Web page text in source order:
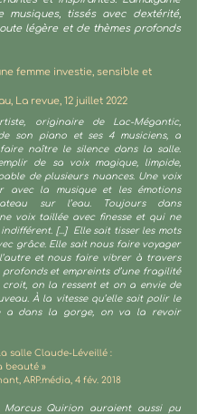
tissés avec dextérité,
légère et de thèmes profonds
femme investie, sensible et
La revue, 12 juillet 2022
originaire de Lac-Mégantic,
son piano et ses 4 musiciens, a
naître le silence dans la salle.
de sa voix magique, limpide,
de plusieurs nuances. Une voix
avec la musique et les émotions
sur l’eau. Toujours dans
voix taillée avec finesse et qui ne
[...] Elle sait tisser les mots
grâce. Elle sait nous faire voyager
et nous faire vibrer à travers
profonds et empreints d’une fragilité
croit, on la ressent et on a envie de
À la vitesse qu’elle sait polir le
a dans la gorge, on va la revoir
salle Claude-Léveillé :
beauté »
ARP.média, 4 fév. 2018
Quirion auraient aussi pu